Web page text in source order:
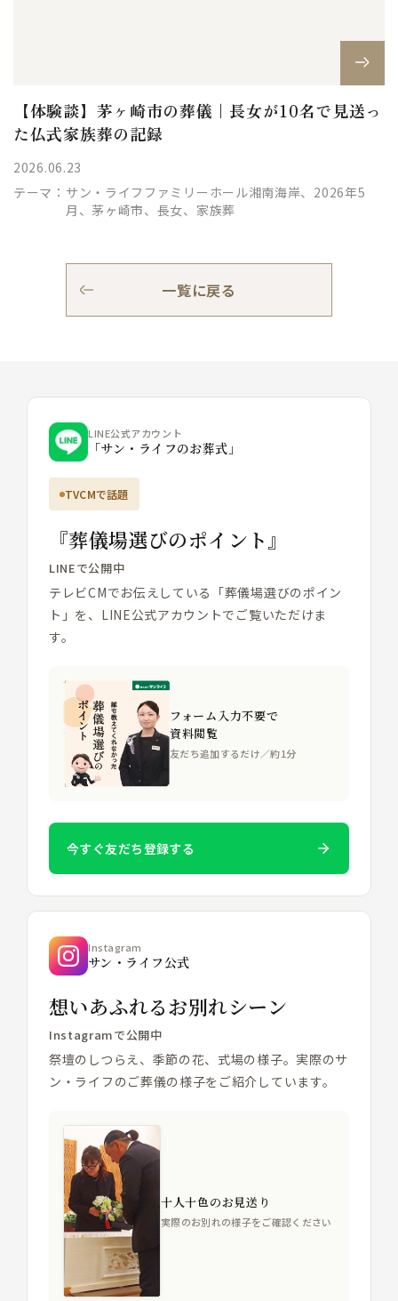
【体験談】茅ヶ崎市の葬儀｜長女が10名で見送っ
た仏式家族葬の記録
2026.06.23
テーマ： サン・ライフファミリーホール湘南海岸、2026年5
月、茅ヶ崎市、長女、家族葬
一覧に戻る
LINE公式アカウント
「サン・ライフのお葬式」
TVCMで話題
『葬儀場選びのポイント』
LINEで公開中
テレビCMでお伝えしている「葬儀場選びのポイン
ト」を、LINE公式アカウントでご覧いただけま
す。
フォーム入力不要で
資料閲覧
友だち追加するだけ／約1分
今すぐ友だち登録する
Instagram
サン・ライフ公式
想いあふれるお別れシーン
Instagramで公開中
祭壇のしつらえ、季節の花、式場の様子。実際のサ
ン・ライフのご葬儀の様子をご紹介しています。
十人十色のお見送り
実際のお別れの様子をご確認ください